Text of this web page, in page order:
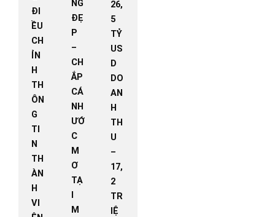
ĐI
ỀU
CH
ỈN
H
TH
ÔN
G
TI
N
TH
ÀN
H
VI
NG
ĐẸ
P
–
CH
ẮP
CÁ
NH
ƯỚ
C
M
Ơ
TẠ
I
M
26,
5
TỶ
US
D
DO
AN
H
TH
U
–
17,
2
TR
IỆ